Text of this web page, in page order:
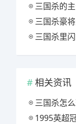
三国杀的主公
三国杀豪
三国杀里闪能
相关资讯
三国杀怎
1995英超冠军布莱